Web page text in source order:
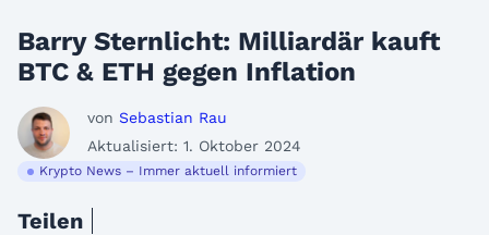
Barry Sternlicht: Milliardär kauft
BTC & ETH gegen Inflation
von Sebastian Rau
Aktualisiert: 1. Oktober 2024
Krypto News – Immer aktuell informiert
Teilen